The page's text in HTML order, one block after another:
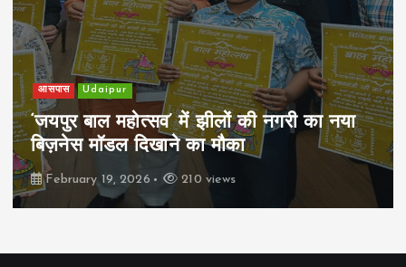
खेल Udaipur
पिम्स मेवाड़ कप 2026: क्रॉसवर्ड व आदित्यम
रियल स्टेट्स ने मुकाबले जीते
February 19, 2026 162 views